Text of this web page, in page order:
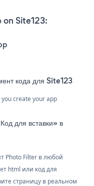
Site123:
кода для Site123
create your app
для вставки» в
Photo Filter в любой
html или код для
страницу в реальном